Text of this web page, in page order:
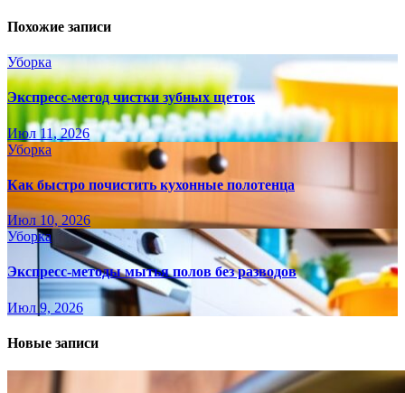
Похожие записи
Уборка
Экспресс-метод чистки зубных щеток
Июл 11, 2026
Уборка
Как быстро почистить кухонные полотенца
Июл 10, 2026
Уборка
Экспресс-методы мытья полов без разводов
Июл 9, 2026
Новые записи